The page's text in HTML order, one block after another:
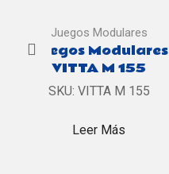
Juegos Modulares
Juegos Modulares
VITTA M 155
SKU: VITTA M 155
Leer Más